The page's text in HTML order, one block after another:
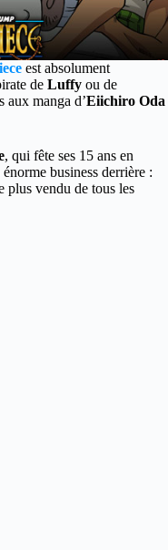
est absolument
de Luffy ou de
aux manga d’Eiichiro Oda
, qui fête ses 15 ans en
business derrière :
plus vendu de tous les